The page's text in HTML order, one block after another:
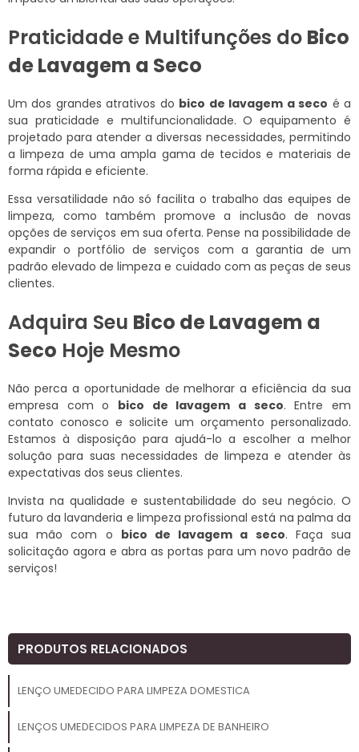
Praticidade e Multifunções do Bico
de Lavagem a Seco
Um dos grandes atrativos do bico de lavagem a seco é a
sua praticidade e multifuncionalidade. O equipamento é
projetado para atender a diversas necessidades, permitindo
a limpeza de uma ampla gama de tecidos e materiais de
forma rápida e eficiente.
Essa versatilidade não só facilita o trabalho das equipes de
limpeza, como também promove a inclusão de novas
opções de serviços em sua oferta. Pense na possibilidade de
expandir o portfólio de serviços com a garantia de um
padrão elevado de limpeza e cuidado com as peças de seus
clientes.
Adquira Seu Bico de Lavagem a
Seco Hoje Mesmo
Não perca a oportunidade de melhorar a eficiência da sua
empresa com o bico de lavagem a seco. Entre em
contato conosco e solicite um orçamento personalizado.
Estamos à disposição para ajudá-lo a escolher a melhor
solução para suas necessidades de limpeza e atender às
expectativas dos seus clientes.
Invista na qualidade e sustentabilidade do seu negócio. O
futuro da lavanderia e limpeza profissional está na palma da
sua mão com o bico de lavagem a seco. Faça sua
solicitação agora e abra as portas para um novo padrão de
serviços!
PRODUTOS RELACIONADOS
LENÇO UMEDECIDO PARA LIMPEZA DOMESTICA
LENÇOS UMEDECIDOS PARA LIMPEZA DE BANHEIRO